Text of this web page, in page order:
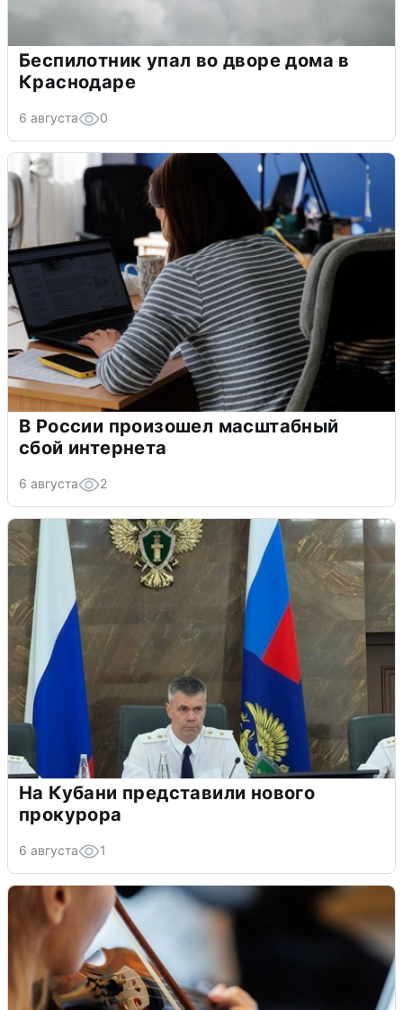
Беспилотник упал во дворе дома в
Краснодаре
6 августа 0
В России произошел масштабный
сбой интернета
6 августа 2
На Кубани представили нового
прокурора
6 августа 1